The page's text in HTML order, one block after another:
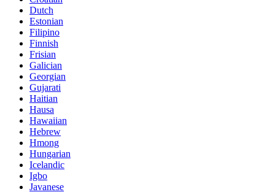
Dutch
Estonian
Filipino
Finnish
Frisian
Galician
Georgian
Gujarati
Haitian
Hausa
Hawaiian
Hebrew
Hmong
Hungarian
Icelandic
Igbo
Javanese